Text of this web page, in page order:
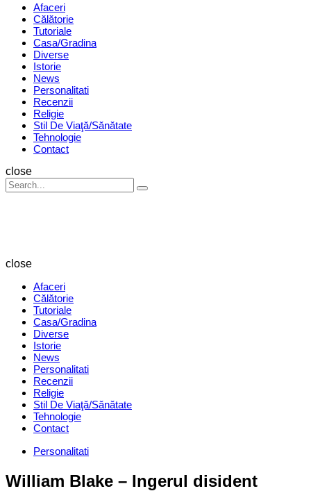
Menu Afaceri
Călătorie
Tutoriale
Casa/Gradina
Diverse
Istorie
News
Personalitati
Recenzii
Religie
Stil De Viaţă/Sănătate
Tehnologie
Contact
Search
close
Search
for:
Search
close
Afaceri
Călătorie
Tutoriale
Casa/Gradina
Diverse
Istorie
News
Personalitati
Recenzii
Religie
Stil De Viaţă/Sănătate
Tehnologie
Contact
CategoriesPersonalitati
William Blake – Ingerul disident